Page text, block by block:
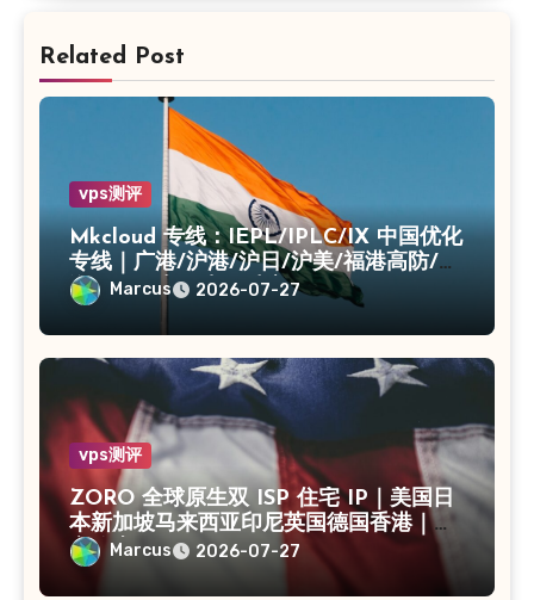
Related Post
vps测评
Mkcloud 专线：IEPL/IPLC/IX 中国优化
专线｜广港/沪港/沪日/沪美/福港高防/上
海CN2｜入口出口独享IP
Marcus 2026-07-27
vps测评
ZORO 全球原生双 ISP 住宅 IP｜美国日
本新加坡马来西亚印尼英国德国香港｜独
享静态 IPv4
Marcus 2026-07-27